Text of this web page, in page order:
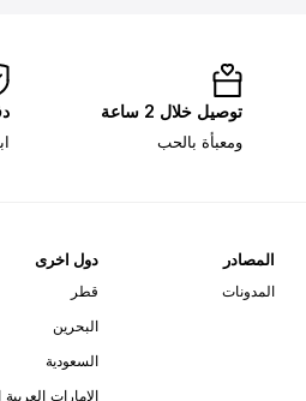
توصيل خلال 2 ساعة
ومعبأة بالحب
المصادر
المدونات
دول اخرى
قطر
البحرين
السعودية
الإمارات